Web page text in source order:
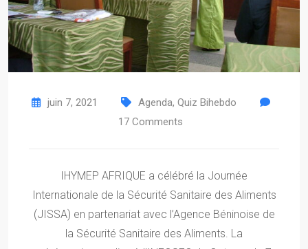
juin 7, 2021 Agenda, Quiz Bihebdo
17 Comments
IHYMEP AFRIQUE a célébré la Journée
Internationale de la Sécurité Sanitaire des Aliments
(JISSA) en partenariat avec l’Agence Béninoise de
la Sécurité Sanitaire des Aliments. La